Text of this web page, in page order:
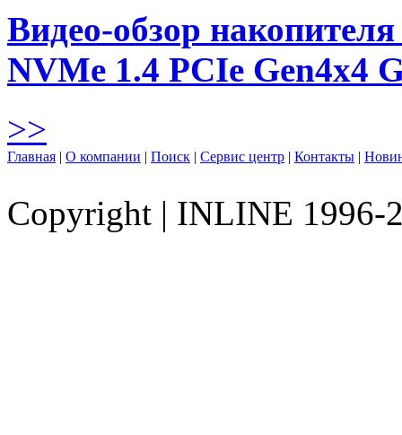
Видео-обзор
NVMe 1.4 PCIe Gen4х4
>>
Главная | О компании | Поиск | Сервис центр | Контакты |
Copyright | INLINE 1996-